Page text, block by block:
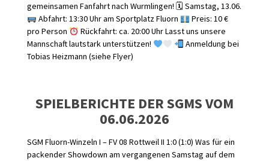
gemeinsamen Fanfahrt nach Wurmlingen! 🗓 Samstag, 13.06.
Abfahrt: 13:30 Uhr am Sportplatz Fluorn
Preis: 10 €
pro Person
Rückfahrt: ca. 20:00 Uhr Lasst uns unsere
Mannschaft lautstark unterstützen!
Anmeldung bei
Tobias Heizmann (siehe Flyer)
SPIELBERICHTE DER SGMS VOM
06.06.2026
SGM Fluorn-Winzeln I – FV 08 Rottweil II 1:0 (1:0) Was für ein
packender Showdown am vergangenen Samstag auf dem